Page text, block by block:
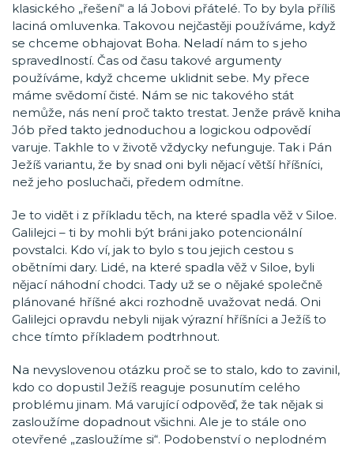
klasického „řešení“ a lá Jobovi přátelé. To by byla příliš
laciná omluvenka. Takovou nejčastěji používáme, když
se chceme obhajovat Boha. Neladí nám to s jeho
spravedlností. Čas od času takové argumenty
používáme, když chceme uklidnit sebe. My přece
máme svědomí čisté. Nám se nic takového stát
nemůže, nás není proč takto trestat. Jenže právě kniha
Jób před takto jednoduchou a logickou odpovědí
varuje. Takhle to v životě vždycky nefunguje. Tak i Pán
Ježíš variantu, že by snad oni byli nějací větší hříšníci,
než jeho posluchači, předem odmítne.
Je to vidět i z příkladu těch, na které spadla věž v Siloe.
Galilejci – ti by mohli být bráni jako potencionální
povstalci. Kdo ví, jak to bylo s tou jejich cestou s
obětními dary. Lidé, na které spadla věž v Siloe, byli
nějací náhodní chodci. Tady už se o nějaké společně
plánované hříšné akci rozhodně uvažovat nedá. Oni
Galilejci opravdu nebyli nijak výrazní hříšníci a Ježíš to
chce tímto příkladem podtrhnout.
Na nevyslovenou otázku proč se to stalo, kdo to zavinil,
kdo co dopustil Ježíš reaguje posunutím celého
problému jinam. Má varující odpověď, že tak nějak si
zasloužíme dopadnout všichni. Ale je to stále ono
otevřené „zasloužíme si“. Podobenství o neplodném